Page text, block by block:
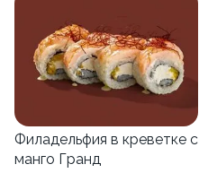
Филадельфия в креветке с
манго Гранд